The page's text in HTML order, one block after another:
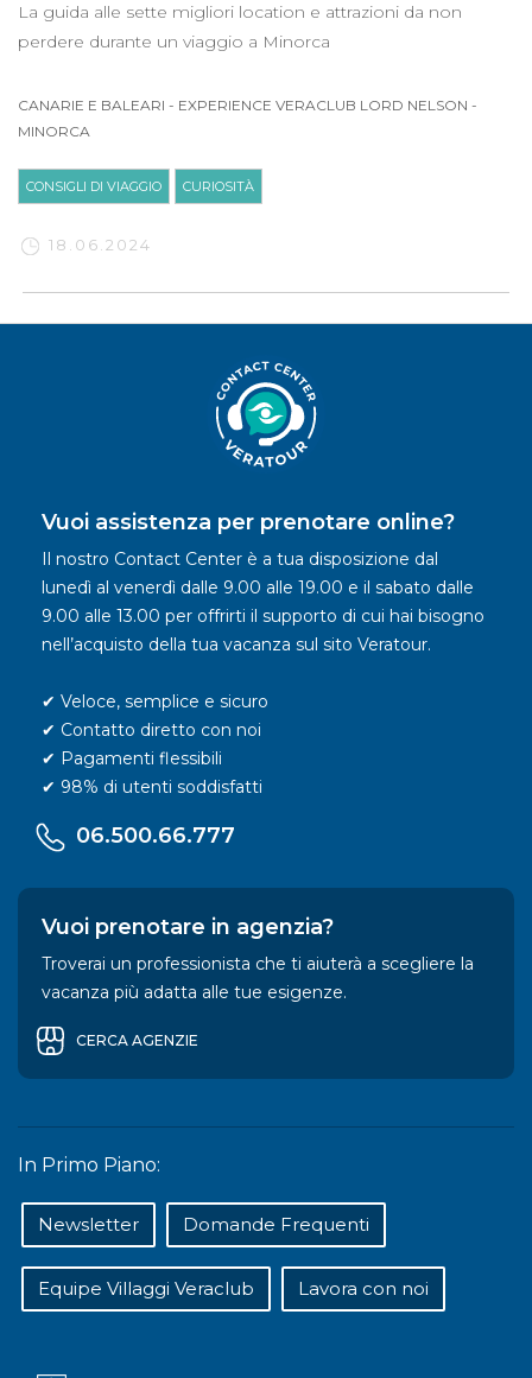
La guida alle sette migliori location e attrazioni da non
perdere durante un viaggio a Minorca
CANARIE E BALEARI - EXPERIENCE VERACLUB LORD NELSON -
MINORCA
CONSIGLI DI VIAGGIO CURIOSITÀ
18.06.2024
Vuoi assistenza per prenotare online?
Il nostro Contact Center è a tua disposizione dal
lunedì al venerdì dalle 9.00 alle 19.00 e il sabato dalle
9.00 alle 13.00 per offrirti il supporto di cui hai bisogno
nell’acquisto della tua vacanza sul sito Veratour.
✔ Veloce, semplice e sicuro
✔ Contatto diretto con noi
✔ Pagamenti flessibili
✔ 98% di utenti soddisfatti
06.500.66.777
Vuoi prenotare in agenzia?
Troverai un professionista che ti aiuterà a scegliere la
vacanza più adatta alle tue esigenze.
CERCA AGENZIE
In Primo Piano:
Newsletter Domande Frequenti
Equipe Villaggi Veraclub Lavora con noi